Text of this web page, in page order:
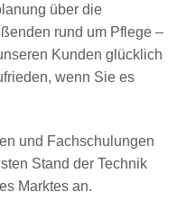
über die
rund um Pflege –
Kunden glücklich
wenn Sie es
und Fachschulungen
Stand der Technik
Marktes an.